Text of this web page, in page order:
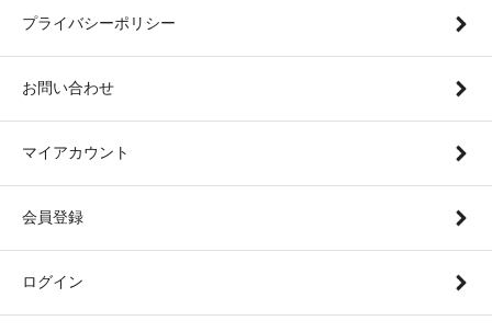
プライバシーポリシー
お問い合わせ
マイアカウント
会員登録
ログイン